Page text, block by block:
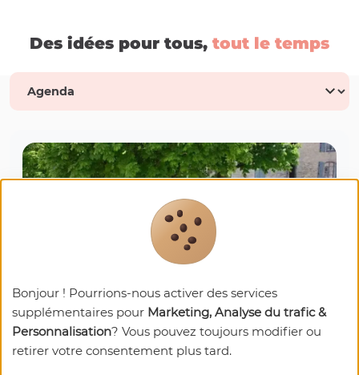
Des idées pour tous, tout le temps
Du 1 janvier 2026 au 31 décembre 2026
Bonjour ! Pourrions-nous activer des services
supplémentaires pour Marketing, Analyse du trafic &
Personnalisation? Vous pouvez toujours modifier ou
retirer votre consentement plus tard.